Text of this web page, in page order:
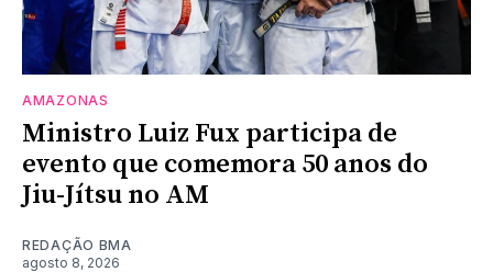
AMAZONAS
Ministro Luiz Fux participa de
evento que comemora 50 anos do
Jiu-Jítsu no AM
REDAÇÃO BMA
agosto 8, 2026